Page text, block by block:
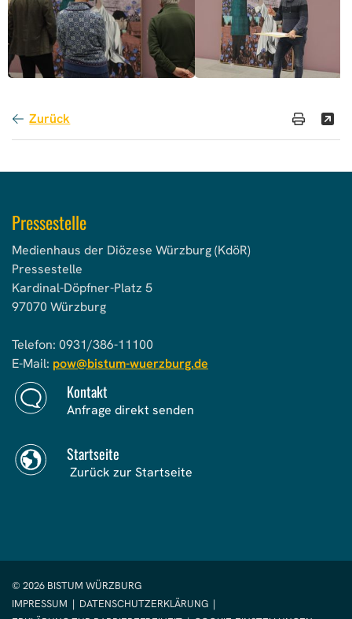
Zurück
Pressestelle
Medienhaus der Diözese Würzburg (KdöR)
Pressestelle
Kardinal-Döpfner-Platz 5
97070 Würzburg
Telefon: 0931/386-11100
E-Mail: pow@bistum-wuerzburg.de
Kontakt
Anfrage direkt senden
Startseite
Zurück zur Startseite
© 2026 BISTUM WÜRZBURG
IMPRESSUM | DATENSCHUTZERKLÄRUNG |